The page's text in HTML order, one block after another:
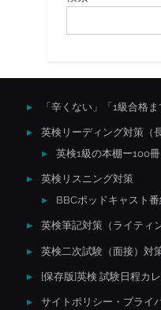
「辛くない」「1級合格
英検リーディング対策（
英検1級の本棚ー100
英検リスニング対策
BBCポッドキャスト
英検筆記対策（ライティン
英検二次試験（面接）対
[保存版]英検 試験日程カ
サイトポリシー・プライ